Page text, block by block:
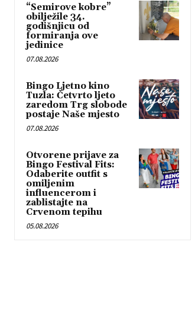
“Semirove kobre”
obilježile 34.
godišnjicu od
formiranja ove
jedinice
07.08.2026
Bingo Ljetno kino
Tuzla: Četvrto ljeto
zaredom Trg slobode
postaje Naše mjesto
07.08.2026
Otvorene prijave za
Bingo Festival Fits:
Odaberite outfit s
omiljenim
influencerom i
zablistajte na
Crvenom tepihu
05.08.2026